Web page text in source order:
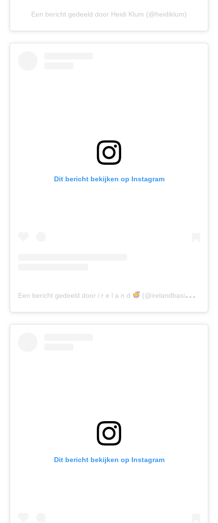
Een bericht gedeeld door Heidi Klum (@heidiklum)
Dit bericht bekijken op Instagram
Een bericht gedeeld door i r e l a n d (@irelandbasingerbaldwin)
Dit bericht bekijken op Instagram